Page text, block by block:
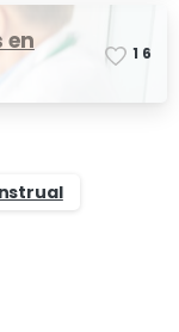
en
1 6